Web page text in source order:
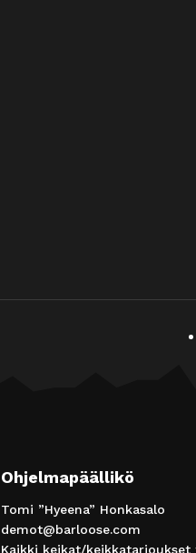
Ohjelmapäällikö
Tomi ”Hyeena” Honkasalo
demot@barloose.com
Kaikki keikat/keikkatarjoukset